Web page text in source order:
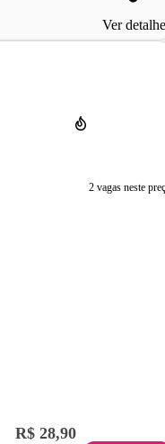
Ver
2 vagas neste
R$ 28,90